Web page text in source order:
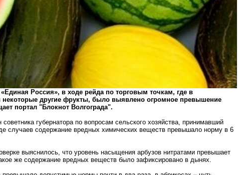
Россия», в ходе рейда по торговым точкам, где в
некоторые другие фрукты, было выявлено огромное превышение
портал "Блокнот Волгограда".
губернатора по вопросам сельского хозяйства, принимавший
случаев содержание вредных химических веществ превышало норму в 6
выяснилось, что уровень насыщения арбузов нитратами превышает
же содержание вредных веществ было зафиксировано в дынях.